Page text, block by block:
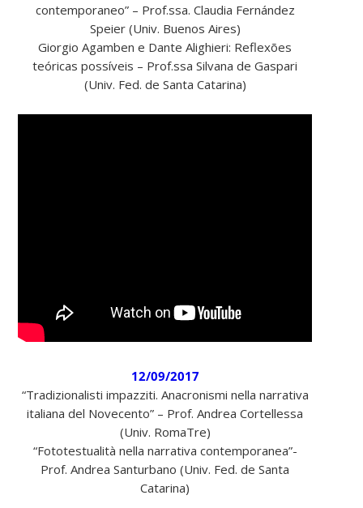
contemporaneo” – Prof.ssa. Claudia Fernández
Speier (Univ. Buenos Aires)
Giorgio Agamben e Dante Alighieri: Reflexões
teóricas possíveis – Prof.ssa Silvana de Gaspari
(Univ. Fed. de Santa Catarina)
12/09/2017
“Tradizionalisti impazziti. Anacronismi nella narrativa
italiana del Novecento” – Prof. Andrea Cortellessa
(Univ. RomaTre)
“Fototestualità nella narrativa contemporanea”-
Prof. Andrea Santurbano (Univ. Fed. de Santa
Catarina)